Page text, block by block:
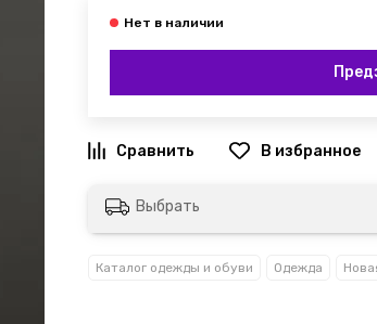
Выбрать
Каталог одежды и обуви Одежда